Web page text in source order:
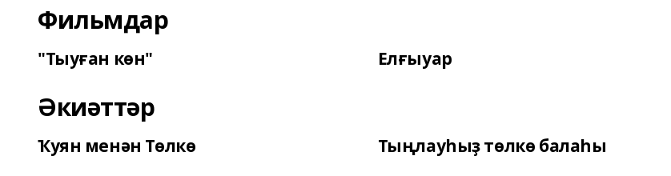
Фильмдар
"Тыуған көн" Елғыуар
Әкиәттәр
Ҡуян менән Төлкө Тыңлауһыҙ төлкө балаһы